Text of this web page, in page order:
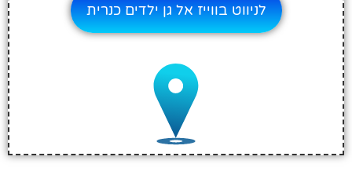
לניווט בווייז אל גן ילדים כנרית